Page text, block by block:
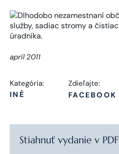
apríl 2011
Kategória:
INÉ
Zdieľajte:
FACEBOOK
Stiahnuť vydanie v PDF